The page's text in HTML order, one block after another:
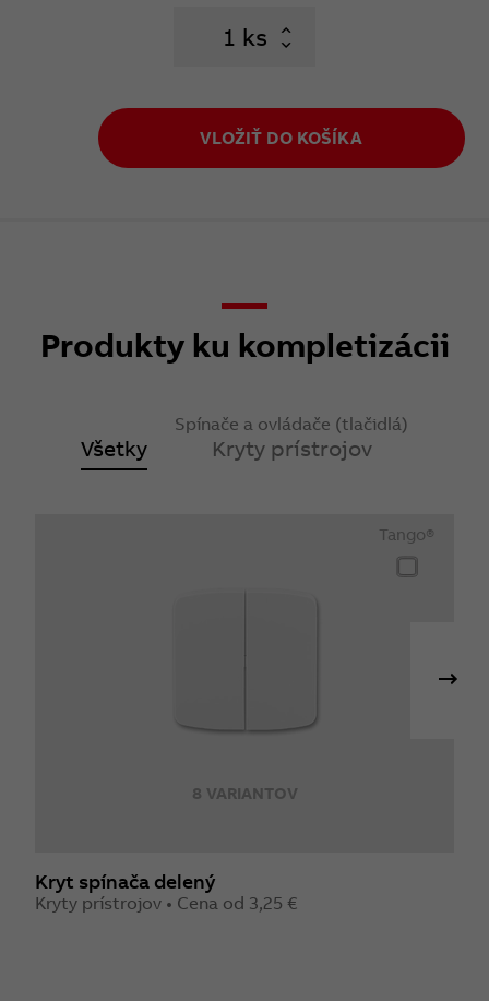
ks
VLOŽIŤ DO KOŠÍKA
Produkty ku kompletizácii
Všetky
Spínače a ovládače (tlačidlá)
Kryty prístrojov
8 VARIANTOV
Tango®
Kryt spínača delený
Kryty prístrojov • Cena od 3,25 €